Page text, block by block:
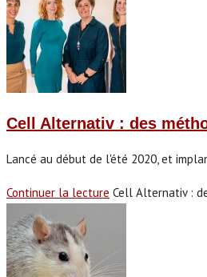
Cell Alternativ : des
Lancé au début de l'été 2020, et
Continuer la lecture Cell Alternativ :